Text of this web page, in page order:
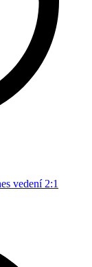
vedení 2:1